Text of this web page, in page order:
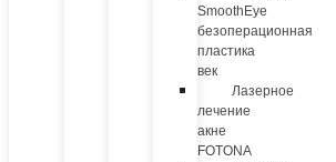
SmoothEye
безоперационная
пластика
век
Лазерное
лечение
акне
FOTONA